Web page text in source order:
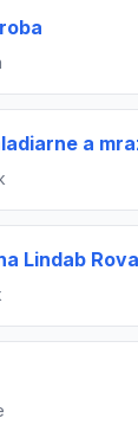
a
Lindab